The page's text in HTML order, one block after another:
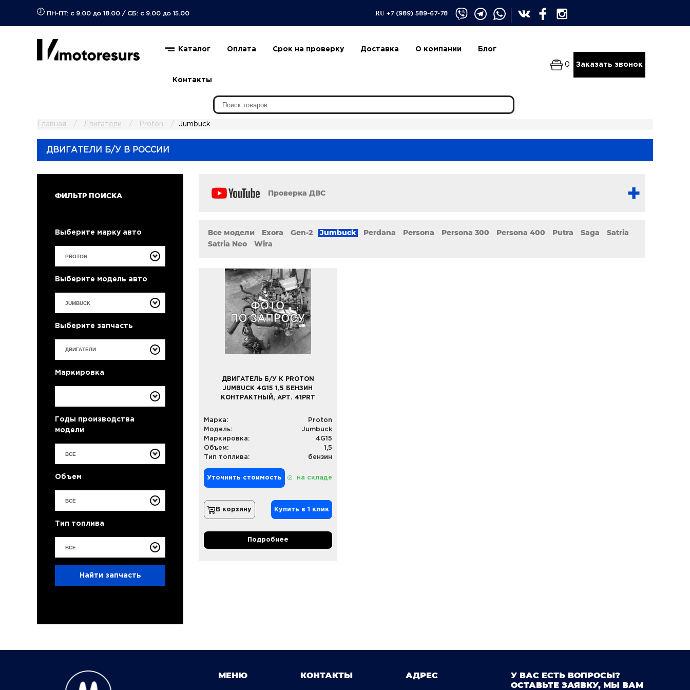
ПН-ПТ: с 9.00 до 18.00 / СБ: с 9.00 до 15.00 RU +7 (989) 589-67-78
Каталог Оплата Срок на проверку Доставка О компании Блог
Контакты
0 Заказать звонок
Главная Двигатели Proton Jumbuck
ДВИГАТЕЛИ Б/У В РОССИИ
ФИЛЬТР ПОИСКА
Выберите марку авто
Выберите модель авто
Выберите запчасть
Маркировка
Годы производства
модели
ВСЕ
Объем
ВСЕ
Тип топлива
ВСЕ
Найти запчасть
Проверка ДВС
Все модели Exora Gen-2 Jumbuck Perdana Persona Persona 300 Persona 400 Putra Saga
Satria
Satria Neo
Wira
ДВИГАТЕЛЬ Б/У К PROTON
JUMBUCK 4G15 1,5 БЕНЗИН
КОНТРАКТНЫЙ, АРТ. 41PRT
Марка:
Proton
Модель:
Jumbuck
Маркировка:
4G15
Объем:
1,5
Тип топлива:
бензин
Уточнить стоимость на складе
В корзину Купить в 1 клик
Подробнее
МЕНЮ КОНТАКТЫ АДРЕС
У ВАС ЕСТЬ ВОПРОСЫ?
ОСТАВЬТЕ ЗАЯВКУ, МЫ ВАМ